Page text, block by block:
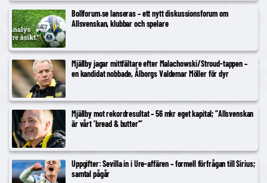
Bollforum.se lanseras – ett nytt diskussionsforum om
Allsvenskan, klubbar och spelare
Mjällby jagar mittfältare efter Malachowski/Stroud-tappen –
en kandidat nobbade, Ålborgs Valdemar Möller för dyr
Mjällby mot rekordresultat – 56 mkr eget kapital; ”Allsvenskan
är vårt ’bread & butter'”
Uppgifter: Sevilla in i Ure-affären – formell förfrågan till Sirius;
samtal pågår